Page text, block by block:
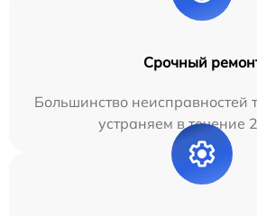
Срочный
Большинство неисправностей
устраняем в течение